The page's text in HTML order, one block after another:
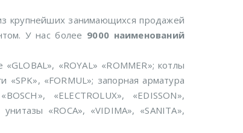
крупнейших занимающихся продажей
У нас более 9000 наименований
«ROYAL» «ROMMER»; котлы
«FORMUL»; запорная арматура
«ELECTROLUX», «EDISSON»,
«ROCA», «VIDIMA», «SANITA»,